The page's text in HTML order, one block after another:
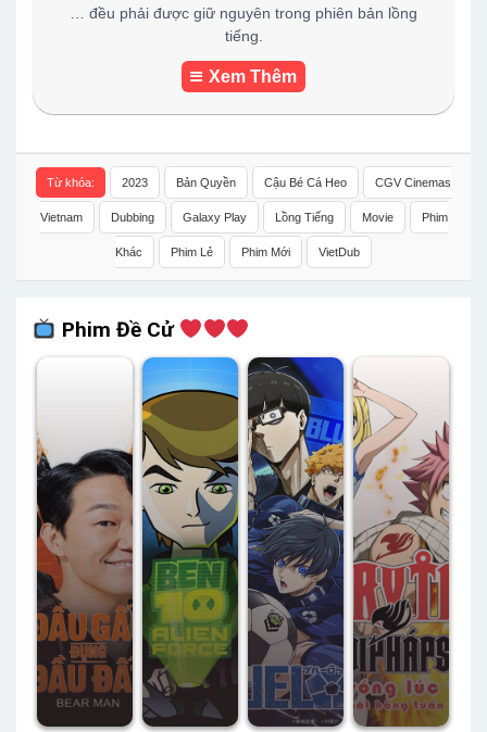
… đều phải được giữ nguyên trong phiên bản lồng
tiếng.
Xem Thêm
Từ khóa: 2023 Bản Quyền Cậu Bé Cá Heo CGV Cinemas
Vietnam Dubbing Galaxy Play Lồng Tiếng Movie Phim
Khác Phim Lẻ Phim Mới VietDub
Phim Đề Cử